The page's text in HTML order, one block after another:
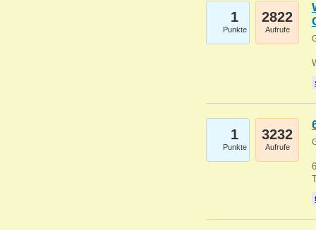
1
Punkte
2822
Aufrufe
1
Punkte
3232
Aufrufe